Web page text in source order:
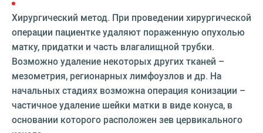
Хирургический метод. При проведении хирургической
операции пациентке удаляют пораженную опухолью
матку, придатки и часть влагалищной трубки.
Возможно удаление некоторых других тканей –
мезометрия, регионарных лимфоузлов и др. На
начальных стадиях возможна операция конизации –
частичное удаление шейки матки в виде конуса, в
основании которого расположен зев цервикального